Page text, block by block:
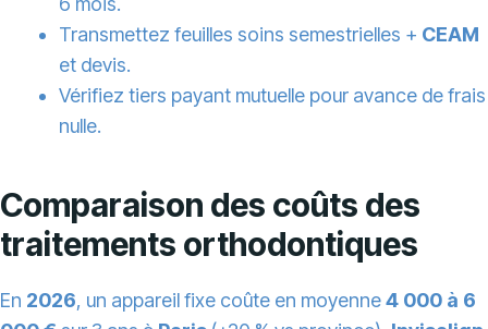
Transmettez feuilles soins semestrielles + CEAM
et devis.
Vérifiez tiers payant mutuelle pour avance de frais
nulle.
Comparaison des coûts des
traitements orthodontiques
En 2026, un appareil fixe coûte en moyenne4 000 à 6